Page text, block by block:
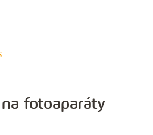
fotoaparáty